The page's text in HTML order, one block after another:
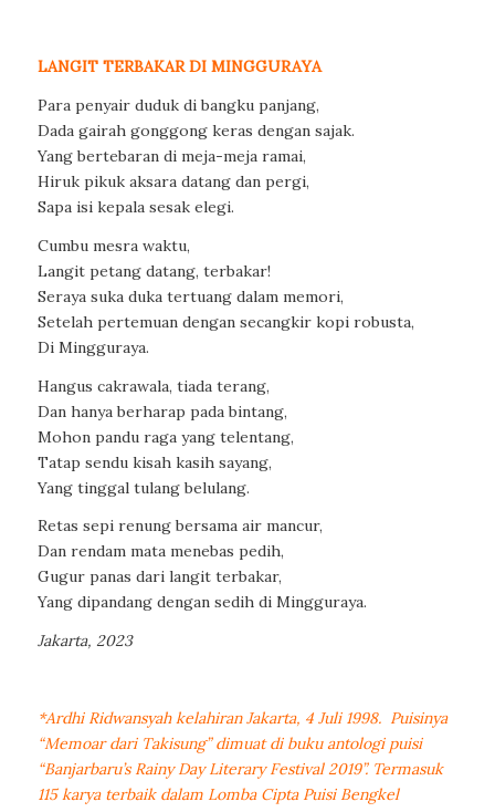
LANGIT TERBAKAR DI MINGGURAYA
Para penyair duduk di bangku panjang,
Dada gairah gonggong keras dengan sajak.
Yang bertebaran di meja-meja ramai,
Hiruk pikuk aksara datang dan pergi,
Sapa isi kepala sesak elegi.
Cumbu mesra waktu,
Langit petang datang, terbakar!
Seraya suka duka tertuang dalam memori,
Setelah pertemuan dengan secangkir kopi robusta,
Di Mingguraya.
Hangus cakrawala, tiada terang,
Dan hanya berharap pada bintang,
Mohon pandu raga yang telentang,
Tatap sendu kisah kasih sayang,
Yang tinggal tulang belulang.
Retas sepi renung bersama air mancur,
Dan rendam mata menebas pedih,
Gugur panas dari langit terbakar,
Yang dipandang dengan sedih di Mingguraya.
Jakarta, 2023
*Ardhi Ridwansyah kelahiran Jakarta, 4 Juli 1998. Puisinya
“Memoar dari Takisung” dimuat di buku antologi puisi
“Banjarbaru’s Rainy Day Literary Festival 2019”. Termasuk
115 karya terbaik dalam Lomba Cipta Puisi Bengkel